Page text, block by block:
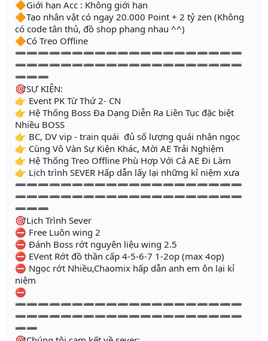
🔶Giới hạn Acc : Không giới hạn
🔶Tạo nhân vật có ngay 20.000 Point + 2 tỷ zen (Không
có code tân thủ, đồ shop phang nhau ^^)
🔶Có Treo Offline
➖➖➖➖➖➖➖➖➖➖➖➖➖➖➖➖➖➖➖➖
➖➖➖➖➖➖➖➖➖➖➖➖➖➖➖➖➖➖➖➖
➖➖➖
🎯SỰ KIỆN:
👉 Event PK Từ Thứ 2- CN
👉 Hệ Thống Boss Đa Dạng Diễn Ra Liên Tục đặc biệt
Nhiều BOSS
👉 BC, DV vip - train quái đủ số lượng quái nhận ngọc
👉 Cùng Vô Vàn Sự Kiện Khác, Mời AE Trải Nghiệm
👉 Hệ Thống Treo Offline Phù Hợp Với Cả AE Đi Làm
👉 Lịch trình SEVER Hấp dẫn lấy lại những kỉ niệm xưa
➖➖➖➖➖➖➖➖➖➖➖➖➖➖➖➖➖➖➖➖
➖➖➖➖➖➖➖➖➖➖➖➖➖➖➖➖➖➖➖➖
➖➖➖
🎯Lịch Trình Sever
⛔ Free Luôn wing 2
⛔ Đánh Boss rớt nguyên liệu wing 2.5
⛔ EVent Rớt đồ thần cấp 4-5-6-7 1-2op (max 4op)
⛔ Ngọc rớt Nhiều,Chaomix hấp dẫn anh em ôn lại kỉ
niệm
⛔
➖➖➖➖➖➖➖➖➖➖➖➖➖➖➖➖➖➖➖➖
➖➖➖➖➖➖➖➖➖➖➖➖➖➖➖➖➖➖➖➖
➖➖